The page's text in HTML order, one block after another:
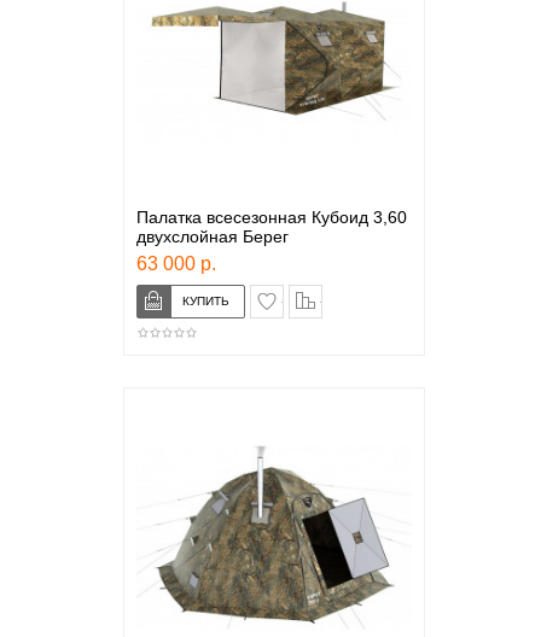
Палатка всесезонная Кубоид 3,60
двухслойная Берег
63 000 р.
в закладки